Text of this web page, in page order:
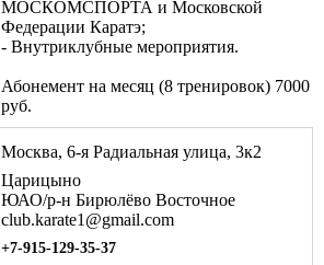
МОСКОМСПОРТА и Московской
Федерации Каратэ;
- Внутриклубные мероприятия.
Абонемент на месяц (8 тренировок) 7000
руб.
Москва, 6-я Радиальная улица, 3к2
Царицыно
ЮАО/р-н Бирюлёво Восточное
club.karate1@gmail.com
+7-915-129-35-37